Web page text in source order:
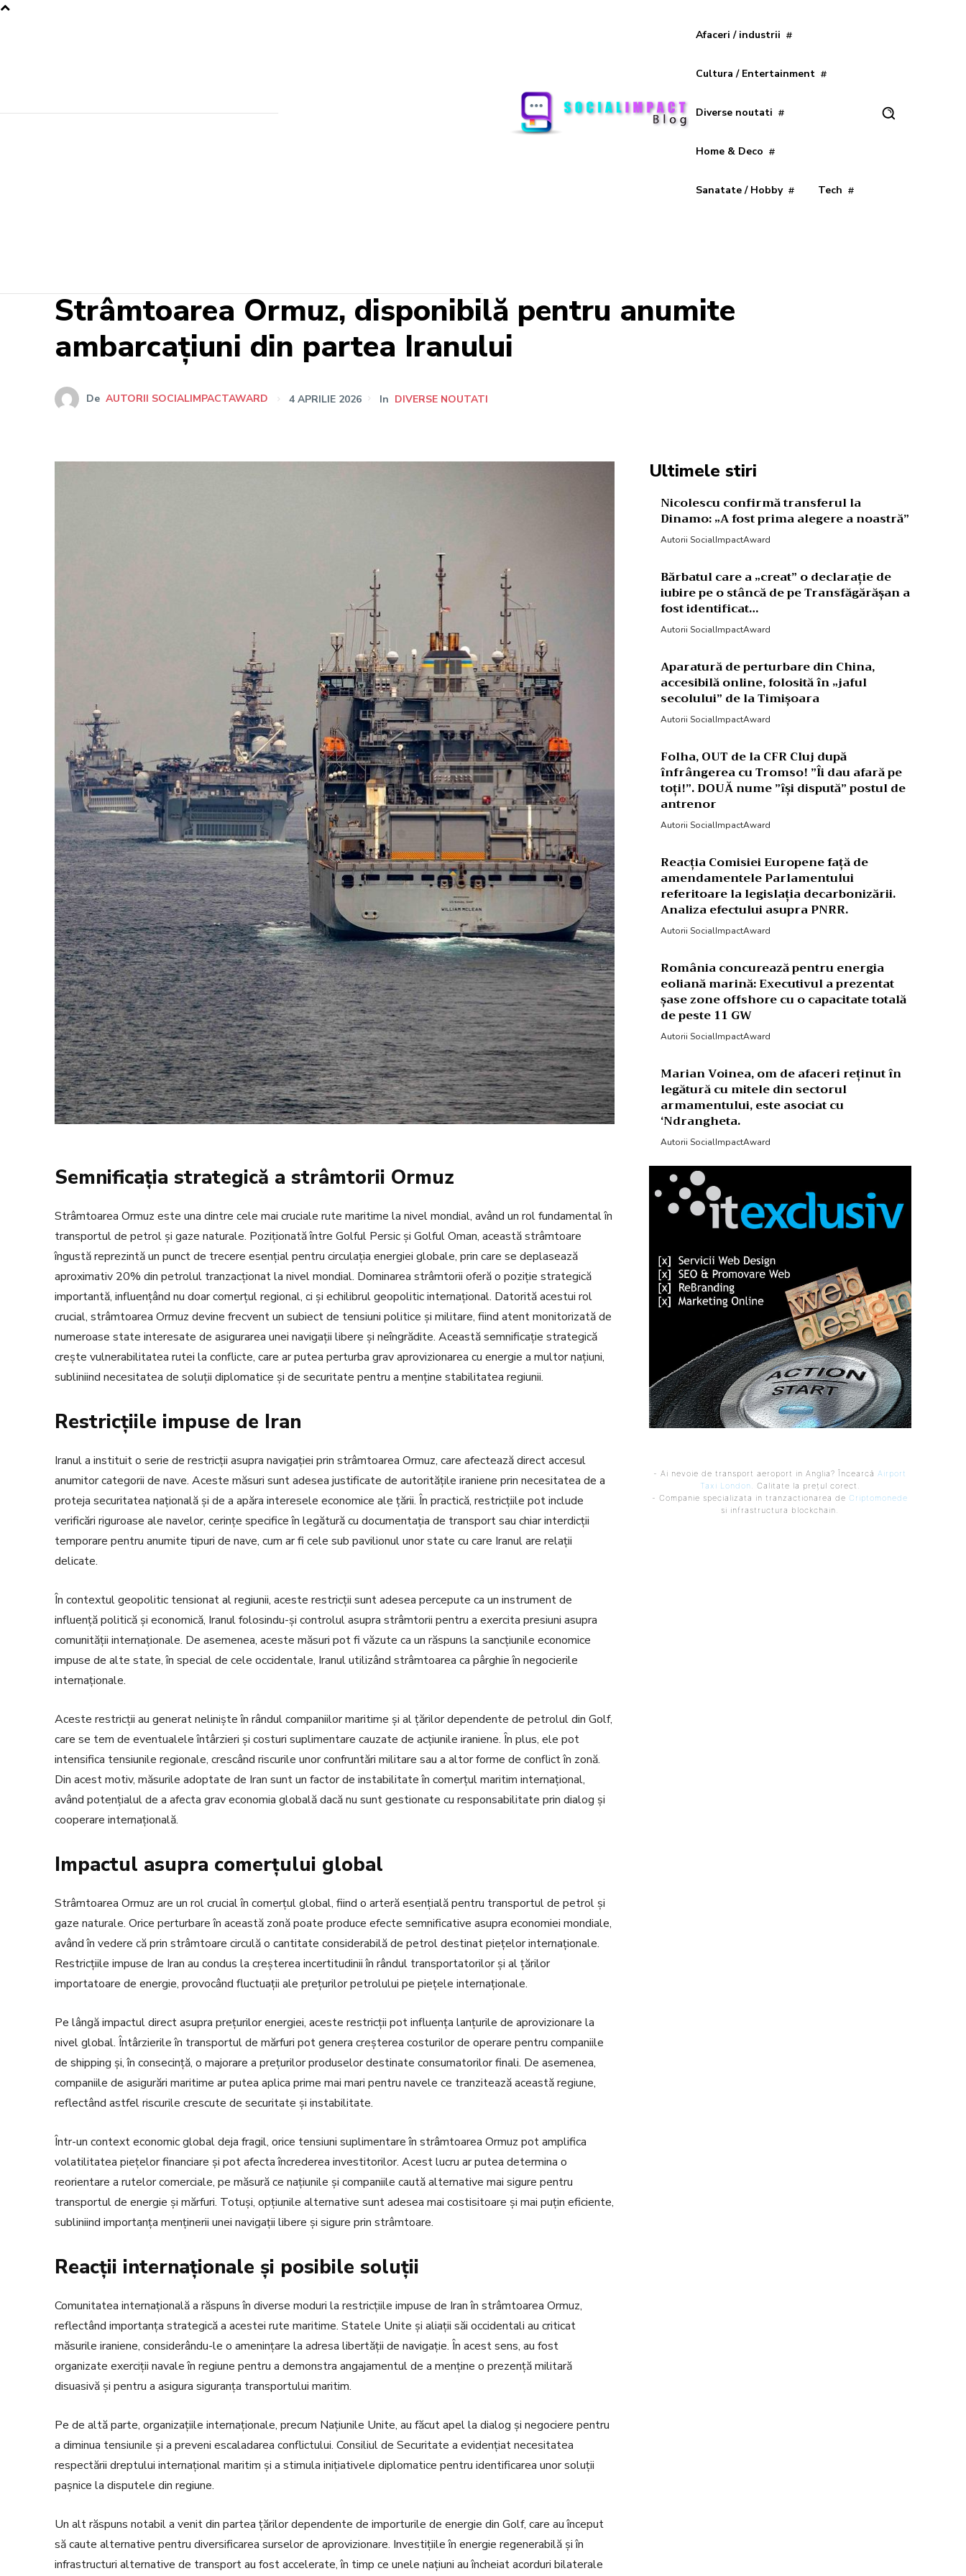
Afaceri / industrii
Cultura / Entertainment
Diverse noutati
Home & Deco
Sanatate / Hobby Tech
Strâmtoarea Ormuz, disponibilă pentru anumite
ambarcațiuni din partea Iranului
De AUTORII SOCIALIMPACTAWARD 4 APRILIE 2026 In DIVERSE NOUTATI
Semnificația strategică a strâmtorii Ormuz
Strâmtoarea Ormuz este una dintre cele mai cruciale rute maritime la nivel mondial, având un rol fundamental în
transportul de petrol și gaze naturale. Poziționată între Golful Persic și Golful Oman, această strâmtoare
îngustă reprezintă un punct de trecere esențial pentru circulația energiei globale, prin care se deplasează
aproximativ 20% din petrolul tranzacționat la nivel mondial. Dominarea strâmtorii oferă o poziție strategică
importantă, influențând nu doar comerțul regional, ci și echilibrul geopolitic internațional. Datorită acestui rol
crucial, strâmtoarea Ormuz devine frecvent un subiect de tensiuni politice și militare, fiind atent monitorizată de
numeroase state interesate de asigurarea unei navigații libere și neîngrădite. Această semnificație strategică
crește vulnerabilitatea rutei la conflicte, care ar putea perturba grav aprovizionarea cu energie a multor națiuni,
subliniind necesitatea de soluții diplomatice și de securitate pentru a menține stabilitatea regiunii.
Restricțiile impuse de Iran
Iranul a instituit o serie de restricții asupra navigației prin strâmtoarea Ormuz, care afectează direct accesul
anumitor categorii de nave. Aceste măsuri sunt adesea justificate de autoritățile iraniene prin necesitatea de a
proteja securitatea națională și de a apăra interesele economice ale țării. În practică, restricțiile pot include
verificări riguroase ale navelor, cerințe specifice în legătură cu documentația de transport sau chiar interdicții
temporare pentru anumite tipuri de nave, cum ar fi cele sub pavilionul unor state cu care Iranul are relații
delicate.
În contextul geopolitic tensionat al regiunii, aceste restricții sunt adesea percepute ca un instrument de
influență politică și economică, Iranul folosindu-și controlul asupra strâmtorii pentru a exercita presiuni asupra
comunității internaționale. De asemenea, aceste măsuri pot fi văzute ca un răspuns la sancțiunile economice
impuse de alte state, în special de cele occidentale, Iranul utilizând strâmtoarea ca pârghie în negocierile
internaționale.
Aceste restricții au generat neliniște în rândul companiilor maritime și al țărilor dependente de petrolul din Golf,
care se tem de eventualele întârzieri și costuri suplimentare cauzate de acțiunile iraniene. În plus, ele pot
intensifica tensiunile regionale, crescând riscurile unor confruntări militare sau a altor forme de conflict în zonă.
Din acest motiv, măsurile adoptate de Iran sunt un factor de instabilitate în comerțul maritim internațional,
având potențialul de a afecta grav economia globală dacă nu sunt gestionate cu responsabilitate prin dialog și
cooperare internațională.
Impactul asupra comerțului global
Strâmtoarea Ormuz are un rol crucial în comerțul global, fiind o arteră esențială pentru transportul de petrol și
gaze naturale. Orice perturbare în această zonă poate produce efecte semnificative asupra economiei mondiale,
având în vedere că prin strâmtoare circulă o cantitate considerabilă de petrol destinat piețelor internaționale.
Restricțiile impuse de Iran au condus la creșterea incertitudinii în rândul transportatorilor și al țărilor
importatoare de energie, provocând fluctuații ale prețurilor petrolului pe piețele internaționale.
Pe lângă impactul direct asupra prețurilor energiei, aceste restricții pot influența lanțurile de aprovizionare la
nivel global. Întârzierile în transportul de mărfuri pot genera creșterea costurilor de operare pentru companiile
de shipping și, în consecință, o majorare a prețurilor produselor destinate consumatorilor finali. De asemenea,
companiile de asigurări maritime ar putea aplica prime mai mari pentru navele ce tranzitează această regiune,
reflectând astfel riscurile crescute de securitate și instabilitate.
Într-un context economic global deja fragil, orice tensiuni suplimentare în strâmtoarea Ormuz pot amplifica
volatilitatea piețelor financiare și pot afecta încrederea investitorilor. Acest lucru ar putea determina o
reorientare a rutelor comerciale, pe măsură ce națiunile și companiile caută alternative mai sigure pentru
transportul de energie și mărfuri. Totuși, opțiunile alternative sunt adesea mai costisitoare și mai puțin eficiente,
subliniind importanța menținerii unei navigații libere și sigure prin strâmtoare.
Reacții internaționale și posibile soluții
Comunitatea internațională a răspuns în diverse moduri la restricțiile impuse de Iran în strâmtoarea Ormuz,
reflectând importanța strategică a acestei rute maritime. Statele Unite și aliații săi occidentali au criticat
măsurile iraniene, considerându-le o amenințare la adresa libertății de navigație. În acest sens, au fost
organizate exerciții navale în regiune pentru a demonstra angajamentul de a menține o prezență militară
disuasivă și pentru a asigura siguranța transportului maritim.
Pe de altă parte, organizațiile internaționale, precum Națiunile Unite, au făcut apel la dialog și negociere pentru
a diminua tensiunile și a preveni escaladarea conflictului. Consiliul de Securitate a evidențiat necesitatea
respectării dreptului internațional maritim și a stimula inițiativele diplomatice pentru identificarea unor soluții
pașnice la disputele din regiune.
Un alt răspuns notabil a venit din partea țărilor dependente de importurile de energie din Golf, care au început
să caute alternative pentru diversificarea surselor de aprovizionare. Investițiile în energie regenerabilă și în
infrastructuri alternative de transport au fost accelerate, în timp ce unele națiuni au încheiat acorduri bilaterale
Ultimele stiri
Nicolescu confirmă transferul la
Dinamo: „A fost prima alegere a noastră”
Autorii SocialImpactAward
Bărbatul care a „creat” o declarație de
iubire pe o stâncă de pe Transfăgărășan a
fost identificat…
Autorii SocialImpactAward
Aparatură de perturbare din China,
accesibilă online, folosită în „jaful
secolului” de la Timișoara
Autorii SocialImpactAward
Folha, OUT de la CFR Cluj după
înfrângerea cu Tromso! ”Îi dau afară pe
toți!”. DOUĂ nume ”își dispută” postul de
antrenor
Autorii SocialImpactAward
Reacția Comisiei Europene față de
amendamentele Parlamentului
referitoare la legislația decarbonizării.
Analiza efectului asupra PNRR.
Autorii SocialImpactAward
România concurează pentru energia
eoliană marină: Executivul a prezentat
șase zone offshore cu o capacitate totală
de peste 11 GW
Autorii SocialImpactAward
Marian Voinea, om de afaceri reținut în
legătură cu mitele din sectorul
armamentului, este asociat cu
‘Ndrangheta.
Autorii SocialImpactAward
- Ai nevoie de transport aeroport in Anglia? ÎncearcăAirport
Taxi London. Calitate la prețul corect.
- Companie specializata in tranzactionarea deCriptomonede
si infrastructura blockchain.